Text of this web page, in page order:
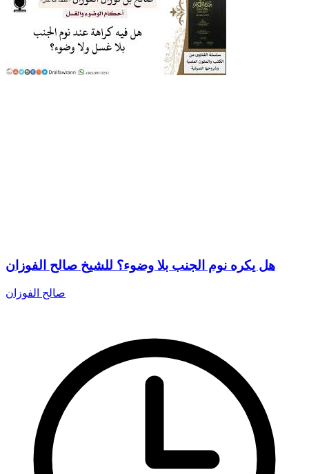
هل يكره نوم الجنب بلا وضوء؟ للشيخ صالح الفوزان
صالح الفوزان